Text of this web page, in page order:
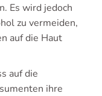
Es wird jedoch
zu vermeiden,
auf die Haut
auf die
ihre